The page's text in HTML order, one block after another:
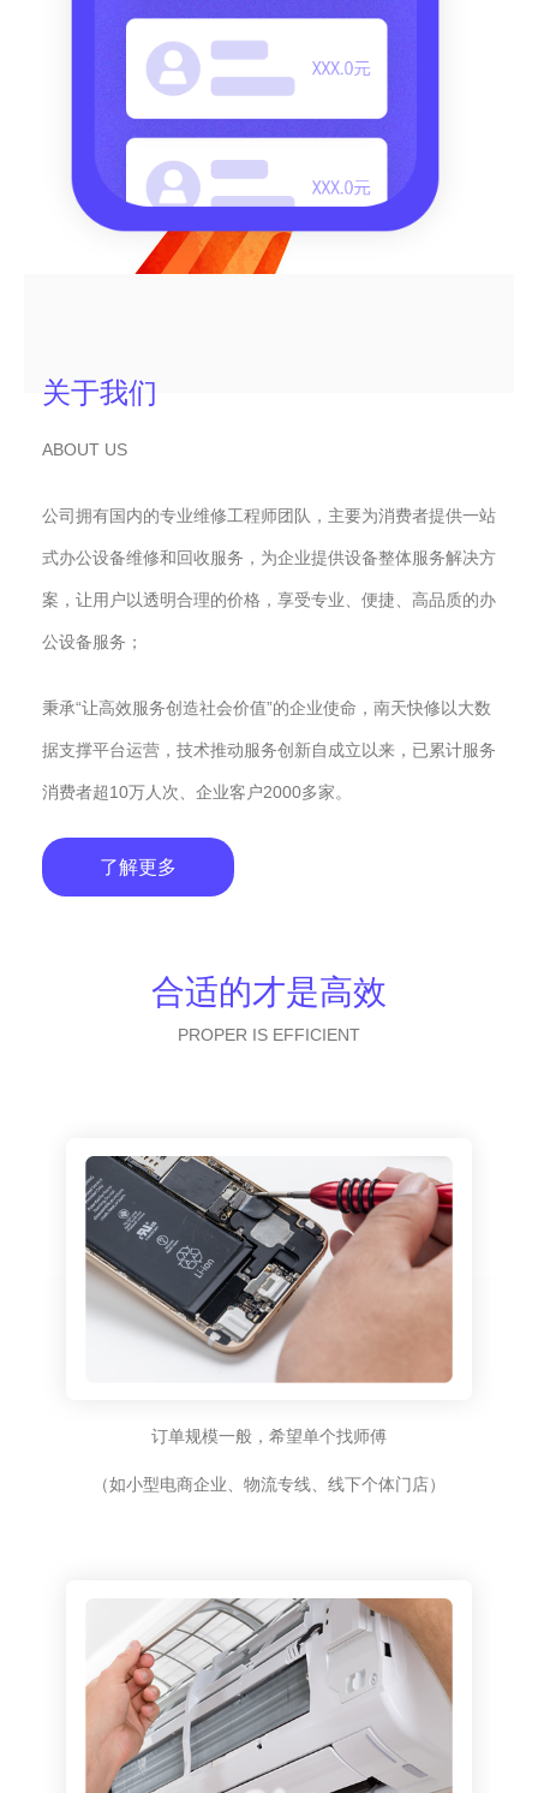
关于我们
ABOUT US
公司拥有国内的专业维修工程师团队，主要为消费者提供一站
式办公设备维修和回收服务，为企业提供设备整体服务解决方
案，让用户以透明合理的价格，享受专业、便捷、高品质的办
公设备服务；
秉承“让高效服务创造社会价值”的企业使命，南天快修以大数
据支撑平台运营，技术推动服务创新自成立以来，已累计服务
消费者超10万人次、企业客户2000多家。
了解更多
合适的才是高效
PROPER IS EFFICIENT
订单规模一般，希望单个找师傅
（如小型电商企业、物流专线、线下个体门店）